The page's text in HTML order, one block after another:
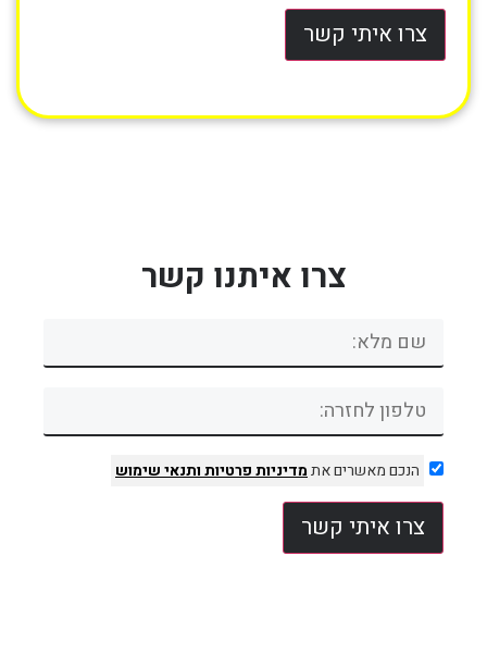
צרו איתי קשר
צרו איתנו קשר
הנכם מאשרים אתמדיניות פרטיותותנאי שימוש
צרו איתי קשר